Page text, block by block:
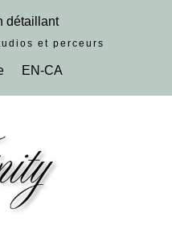
détaillant
et perceurs